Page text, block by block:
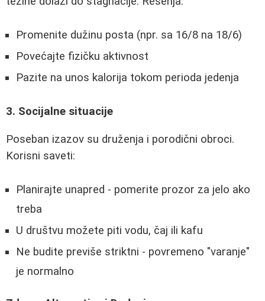
Promenite dužinu posta (npr. sa 16/8 na 18/6)
Povećajte fizičku aktivnost
Pazite na unos kalorija tokom perioda jedenja
3. Socijalne situacije
Poseban izazov su druženja i porodični obroci.
Korisni saveti:
Planirajte unapred - pomerite prozor za jelo ako
treba
U društvu možete piti vodu, čaj ili kafu
Ne budite previše striktni - povremeno "varanje"
je normalno